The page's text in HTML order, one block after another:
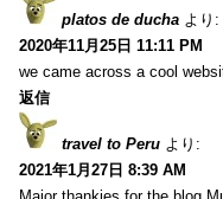
platos de ducha より:
2020年11月25日 11:11 PM
we came across a cool
返信
travel to Peru より:
2021年1月27日 8:39 AM
Major thankies for the